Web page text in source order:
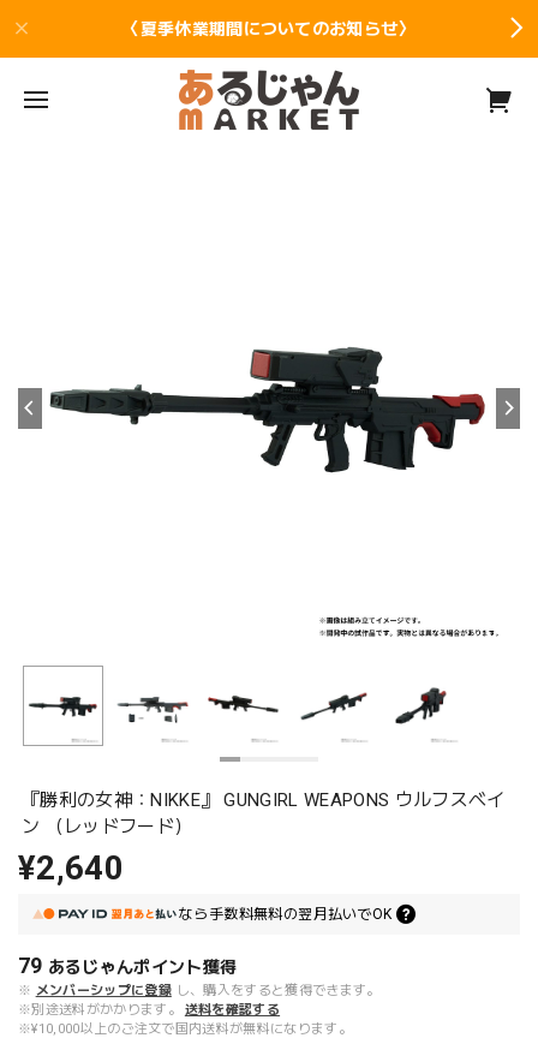
〈夏季休業期間についてのお知らせ〉
『勝利の女神：NIKKE』 GUNGIRL WEAPONS ウルフスベイ
ン （レッドフード）
¥2,640
なら 手数料無料の翌月払いでOK
79 あるじゃんポイント獲得
※ メンバーシップに登録 し、購入をすると獲得できます。
※別途送料がかかります。
送料を確認する
※¥10,000以上のご注文で国内送料が無料になります。